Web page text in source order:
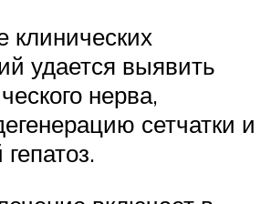
клинических
удается выявить
нерва,
сетчатки и